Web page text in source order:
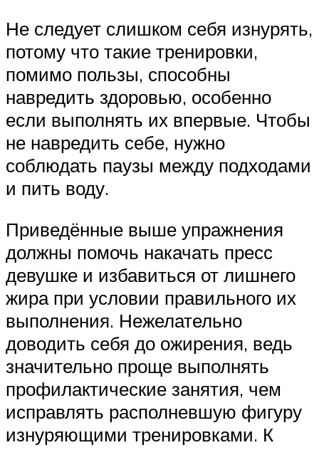
Не следует слишком себя изнурять,
потому что такие тренировки,
помимо пользы, способны
навредить здоровью, особенно
если выполнять их впервые. Чтобы
не навредить себе, нужно
соблюдать паузы между подходами
и пить воду.
Приведённые выше упражнения
должны помочь накачать пресс
девушке и избавиться от лишнего
жира при условии правильного их
выполнения. Нежелательно
доводить себя до ожирения, ведь
значительно проще выполнять
профилактические занятия, чем
исправлять располневшую фигуру
изнуряющими тренировками. К